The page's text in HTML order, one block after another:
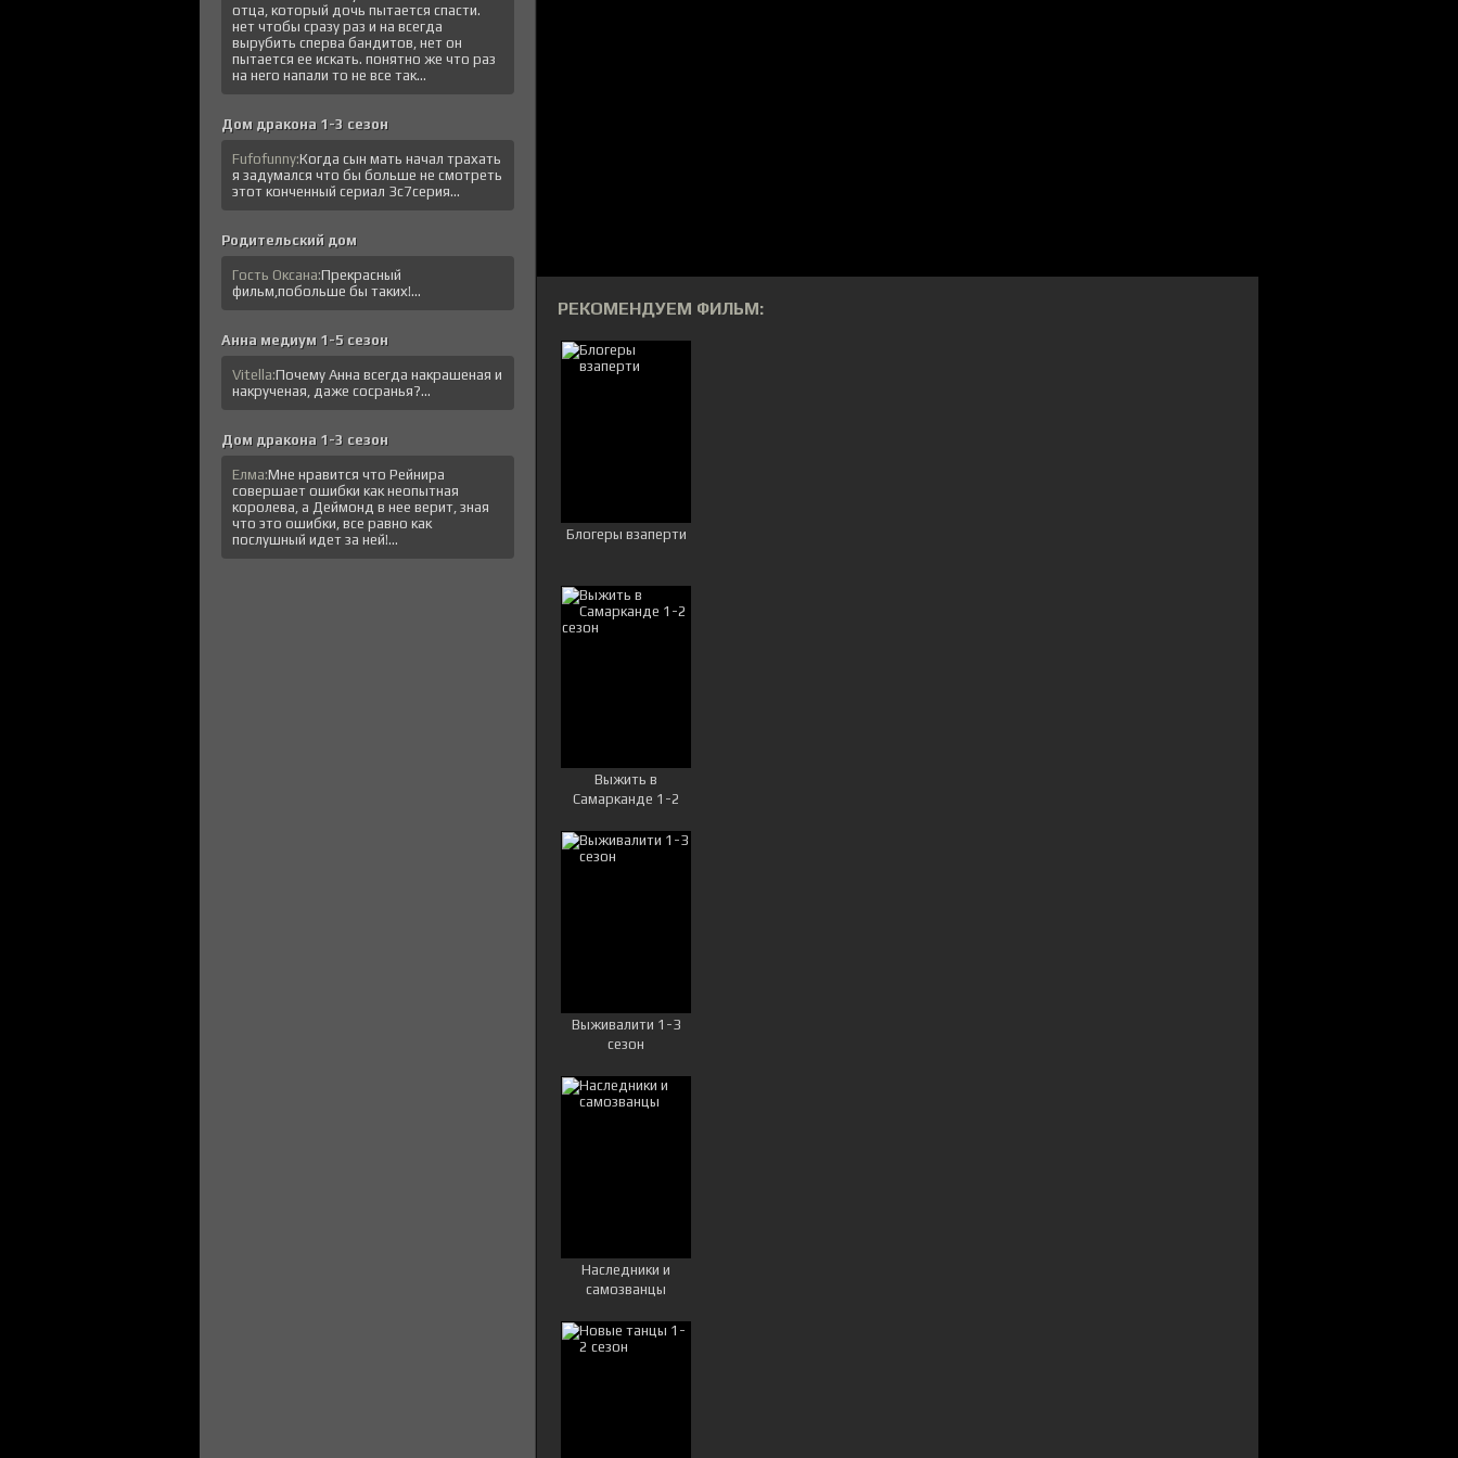
РЕКОМЕНДУЕМ ФИЛЬМ:
Блогеры взаперти
Выжить в
Самарканде 1-2
Выживалити 1-3
сезон
Наследники и
самозванцы
отца, который дочь пытается спасти.
нет чтобы сразу раз и на всегда
вырубить сперва бандитов, нет он
пытается ее искать. понятно же что раз
на него напали то не все так...
Дом дракона 1-3 сезон
Fufofunny:Когда сын мать начал трахать
я задумался что бы больше не смотреть
этот конченный сериал 3с7серия...
Родительский дом
Гость Оксана:Прекрасный
фильм,побольше бы таких!...
Анна медиум 1-5 сезон
Vitella:Почему Анна всегда накрашеная и
накрученая, даже сосранья?...
Дом дракона 1-3 сезон
Елма:Мне нравится что Рейнира
совершает ошибки как неопытная
королева, а Деймонд в нее верит, зная
что это ошибки, все равно как
послушный идет за ней!...